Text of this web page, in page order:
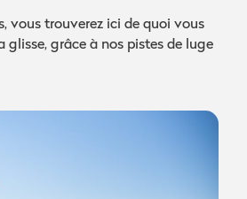
vous trouverez ici de quoi vous
glisse, grâce à nos pistes de luge